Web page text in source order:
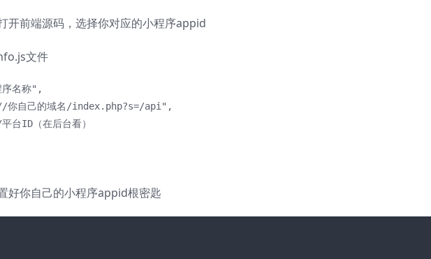
开前端源码，选择你对应的小程序appid
文件
名称",
己的域名/index.php?s=/api",
好你自己的小程序appid根密匙